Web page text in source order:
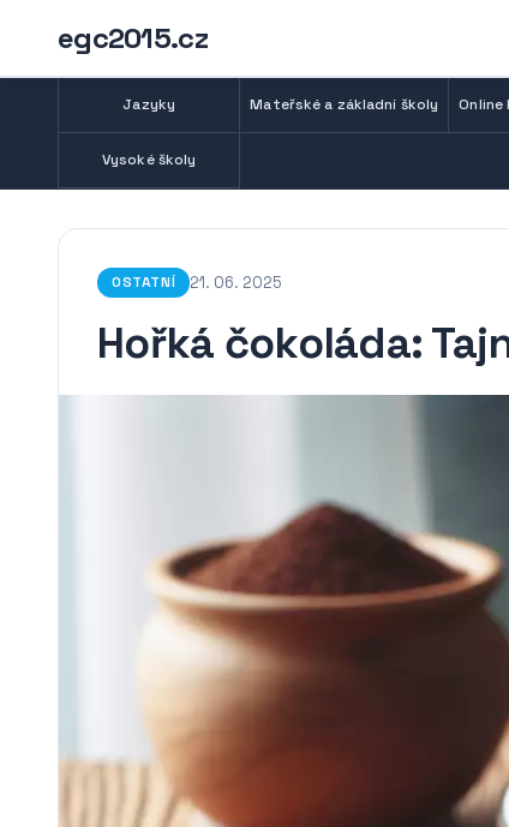
egc2015.cz
Jazyky Mateřské a základní školy Online
Vysoké školy
OSTATNÍ 21. 06. 2025
Hořká čokoláda: